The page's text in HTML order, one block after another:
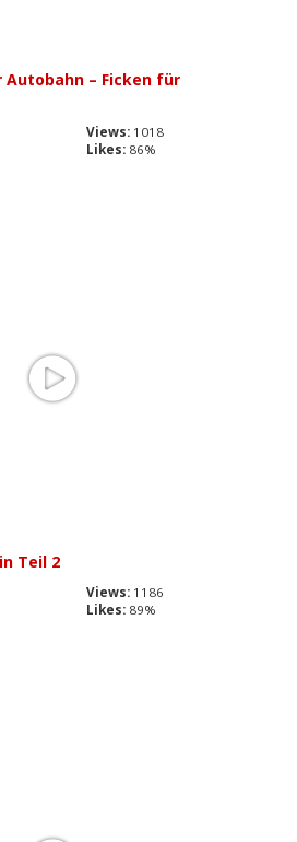
Autobahn – Ficken für
Views: 1018
Likes: 86%
Teil 2
Views: 1186
Likes: 89%